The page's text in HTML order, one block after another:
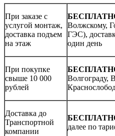
При заказе с
услугой монтаж,
доставка подъем
на этаж
Волжскому,
ГЭС),
один день
При покупке
свыше 10 000
рублей
Волгограду,
Доставка до
Транспортной
компании
далее по